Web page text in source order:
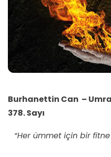
Burhanettin Can –
378. Sayı
“Her ümmet için bir